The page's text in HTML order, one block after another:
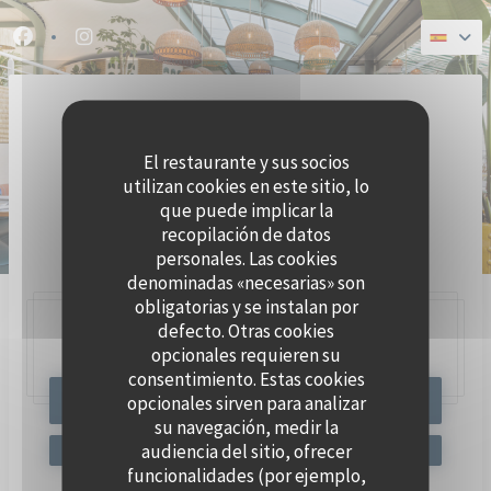
Personalización de sus opciones de cookies
El restaurante y sus socios
utilizan cookies en este sitio, lo
que puede implicar la
recopilación de datos
personales. Las cookies
denominadas «necesarias» son
obligatorias y se instalan por
defecto. Otras cookies
opcionales requieren su
consentimiento. Estas cookies
opcionales sirven para analizar
su navegación, medir la
audiencia del sitio, ofrecer
funcionalidades (por ejemplo,
Facebook ((abre en una nueva ventana))
Instagram ((abre en una nueva ventana))
BRASSERIE SEAFOOD
47, Quai Charles Pasqua,92300 Levallois-Perret
RESERVAR UNA MESA